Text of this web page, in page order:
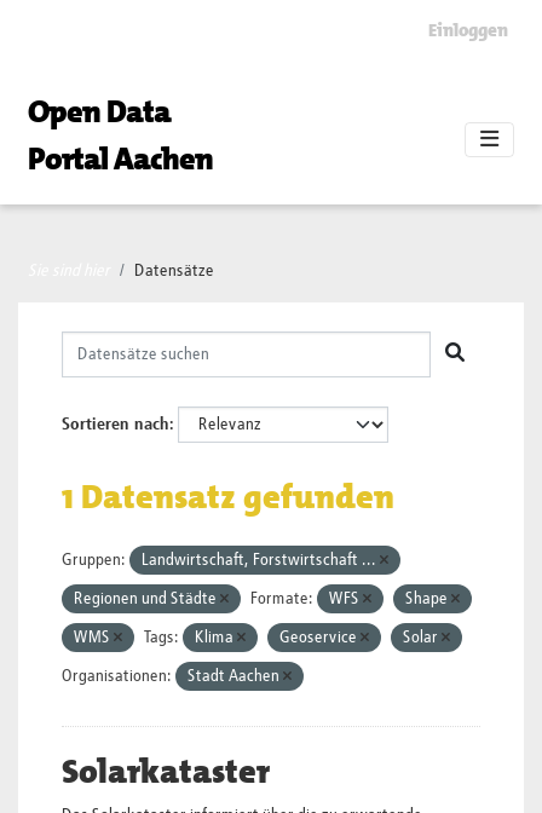
Einloggen
Open Data
Portal Aachen
Datensätze
Sortieren nach
1 Datensatz gefunden
Gruppen: Landwirtschaft, Forstwirtschaft ...
Regionen und Städte Formate: WFS Shape
WMS Tags: Klima Geoservice Solar
Organisationen: Stadt Aachen
Solarkataster